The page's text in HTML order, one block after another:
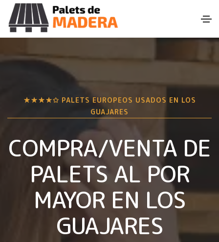
★★★★✩ PALETS EUROPEOS USADOS EN LOS
GUAJARES
COMPRA/VENTA DE
PALETS AL POR
MAYOR EN LOS
GUAJARES